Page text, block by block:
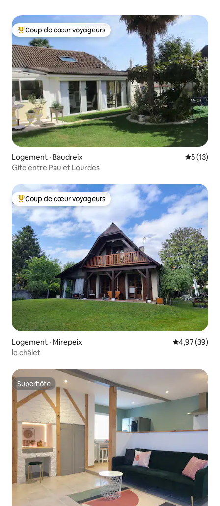
Coup de cœur voyageurs parmi les plus aimés
Coup de cœur voyageurs
Logement · Baudreix Note
5 (13)
Gite entre Pau et Lourdes
Coup de cœur voyageurs parmi les plus aimés
Coup de cœur voyageurs
Logement · Mirepeix Note
4,97 (39)
le châlet
Superhôte
Superhôte